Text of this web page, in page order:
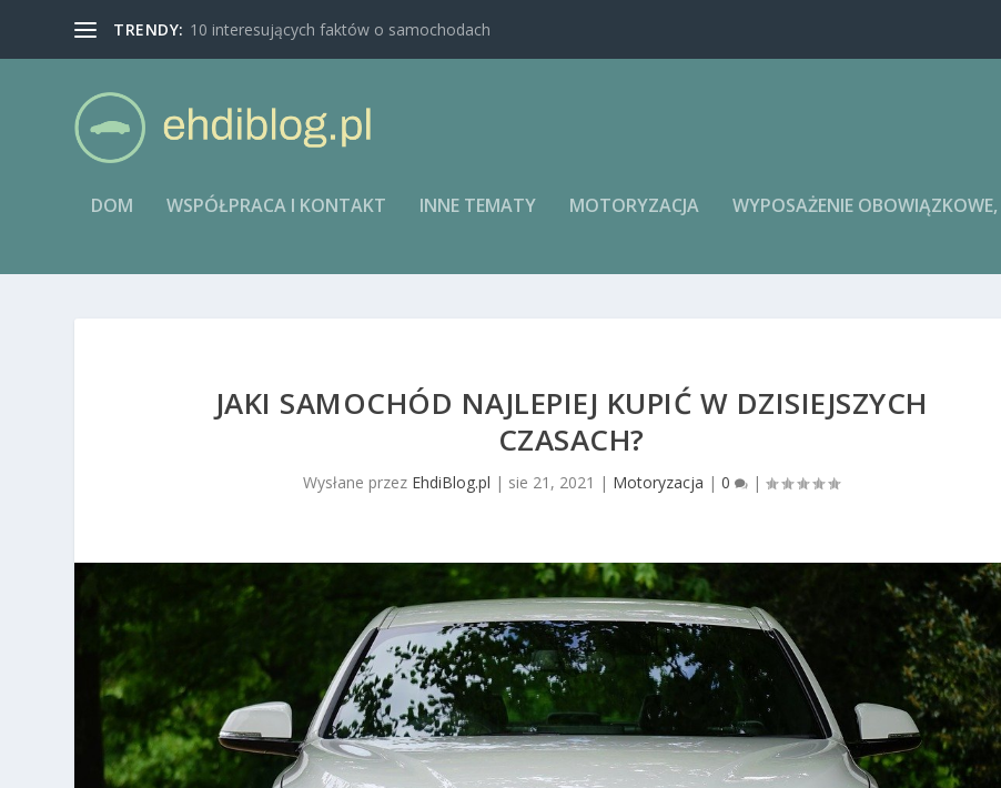
TRENDY: 10 interesujących faktów o samochodach
DOM WSPÓŁPRACA I KONTAKT INNE TEMATY MOTORYZACJA WYPOSAŻENIE
JAKI SAMOCHÓD NAJLEPIEJ KUPIĆ W DZISIEJSZYCH
CZASACH?
Wysłane przez EhdiBlog.pl | sie 21, 2021 | Motoryzacja |0 |